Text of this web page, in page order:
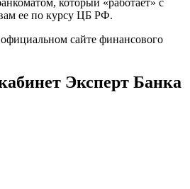
который «работает» с
ее по курсу ЦБ РФ.
сайте финансового
Эксперт Банка